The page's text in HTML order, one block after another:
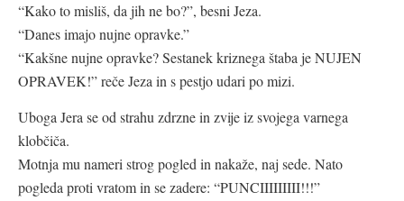
“Kako to misliš, da jih ne bo?”, besni Jeza.
“Danes imajo nujne opravke.”
“Kakšne nujne opravke? Sestanek kriznega štaba je NUJEN
OPRAVEK!” reče Jeza in s pestjo udari po mizi.
Uboga Jera se od strahu zdrzne in zvije iz svojega varnega
klobčiča.
Motnja mu nameri strog pogled in nakaže, naj sede. Nato
pogleda proti vratom in se zadere: “PUNCIIIIIIIII!!!”